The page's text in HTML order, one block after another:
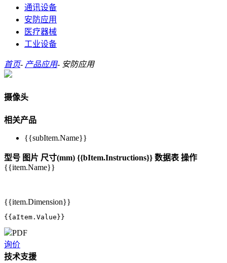
通讯设备
安防应用
医疗器械
工业设备
首页- 产品应用- 安防应用
摄像头
相关产品
{{subItem.Name}}
型号 图片 尺寸(mm) {{bItem.Instructions}} 数据表 操作
{{item.Name}}
{{item.Dimension}}
{{aItem.Value}}
PDF
询价
技术支援